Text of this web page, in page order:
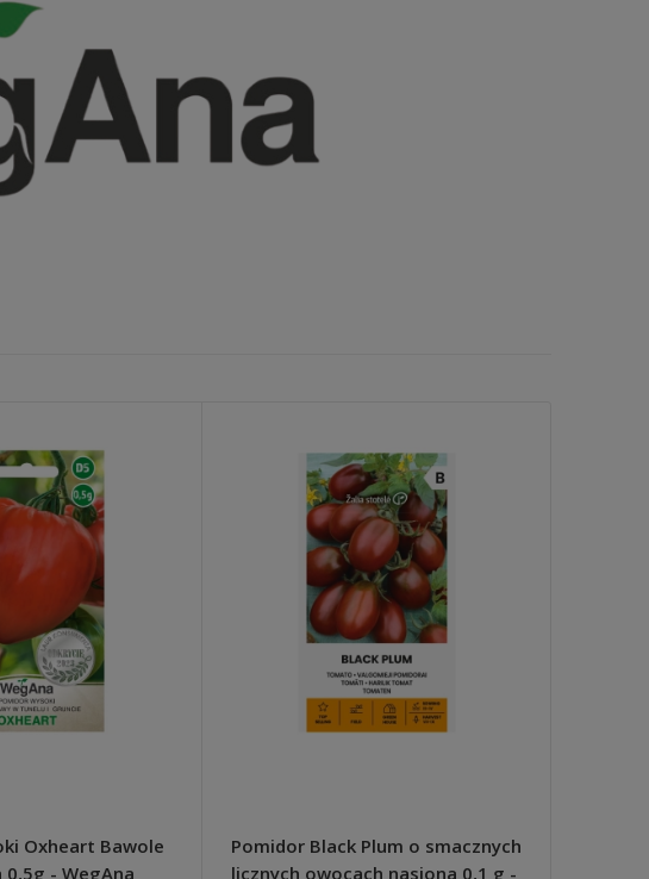
Oxheart Bawole
0,5g - WegAna
Pomidor Black Plum o smacznych
licznych owocach nasiona 0,1 g -